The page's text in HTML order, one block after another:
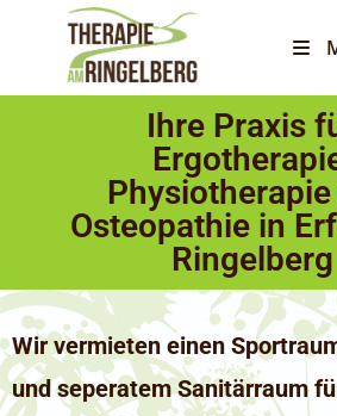
Ihre Praxis
Osteopathie in
Ringelberg
Wir vermieten einen
und seperatem Sanitärraum